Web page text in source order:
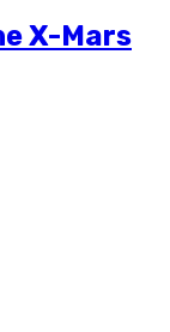
X-Mars